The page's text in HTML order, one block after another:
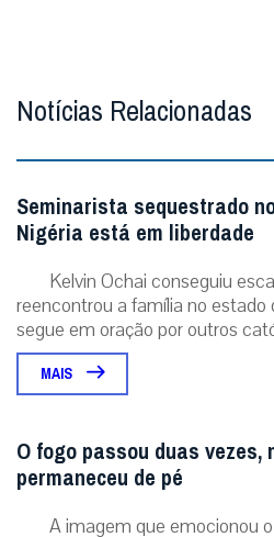
Notícias Relacionadas
Seminarista sequestrado
Nigéria está em liberdade
Kelvin Ochai conseguiu
reencontrou a família no estado
segue em oração por outros
MAIS
O fogo passou duas vezes,
permaneceu de pé
A imagem que emocionou